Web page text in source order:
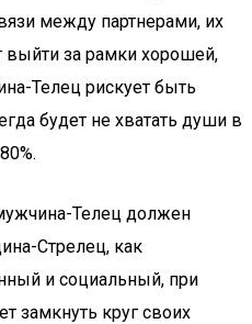
между партнерами, их
за рамки хорошей,
Телец рискует быть
будет не хватать души в
Телец должен
Стрелец, как
и социальный, при
замкнуть круг своих